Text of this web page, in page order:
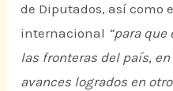
de Diputados, así como
internacional “para
las fronteras del país,
avances logrados en